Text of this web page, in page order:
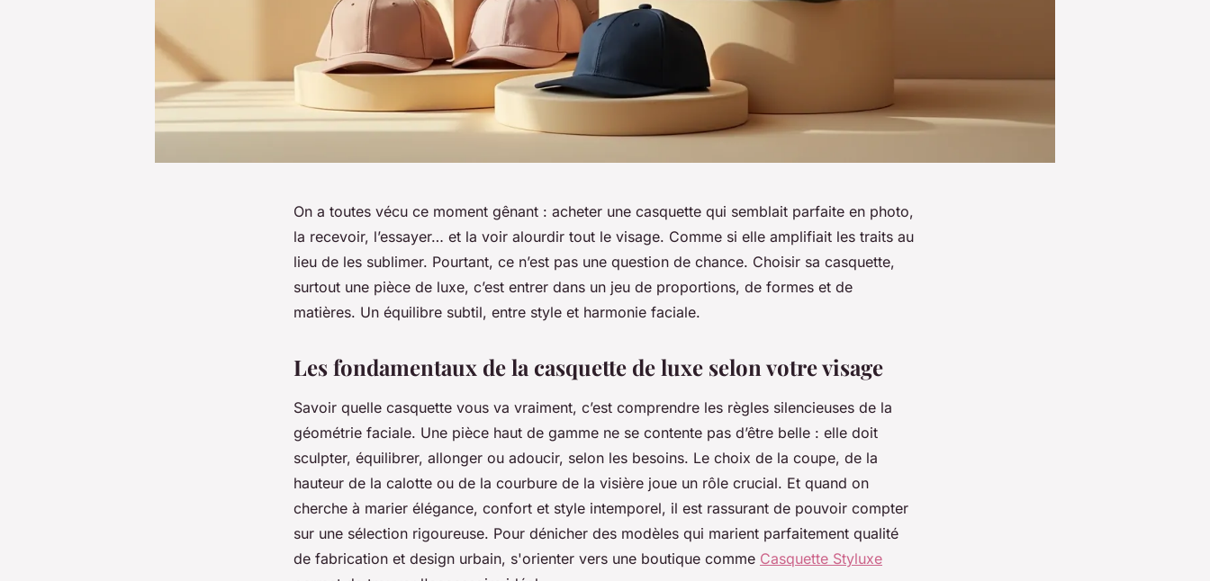
On a toutes vécu ce moment gênant : acheter une casquette qui semblait parfaite en photo,
la recevoir, l’essayer… et la voir alourdir tout le visage. Comme si elle amplifiait les traits au
lieu de les sublimer. Pourtant, ce n’est pas une question de chance. Choisir sa casquette,
surtout une pièce de luxe, c’est entrer dans un jeu de proportions, de formes et de
matières. Un équilibre subtil, entre style et harmonie faciale.
Les fondamentaux de la casquette de luxe selon votre visage
Savoir quelle casquette vous va vraiment, c’est comprendre les règles silencieuses de la
géométrie faciale. Une pièce haut de gamme ne se contente pas d’être belle : elle doit
sculpter, équilibrer, allonger ou adoucir, selon les besoins. Le choix de la coupe, de la
hauteur de la calotte ou de la courbure de la visière joue un rôle crucial. Et quand on
cherche à marier élégance, confort et style intemporel, il est rassurant de pouvoir compter
sur une sélection rigoureuse. Pour dénicher des modèles qui marient parfaitement qualité
de fabrication et design urbain, s'orienter vers une boutique comme Casquette Styluxe